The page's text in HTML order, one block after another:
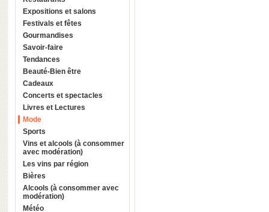
Expositions et salons
Festivals et fêtes
Gourmandises
Savoir-faire
Tendances
Beauté-Bien être
Cadeaux
Concerts et spectacles
Livres et Lectures
Mode
Sports
Vins et alcools (à consommer
avec modération)
Les vins par région
Bières
Alcools (à consommer avec
modération)
Météo